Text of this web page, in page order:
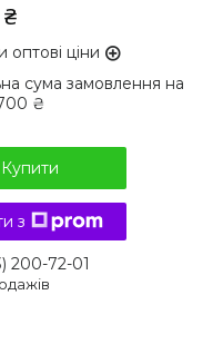
оптові ціни
сума замовлення на
₴
Купити
з
200-72-01